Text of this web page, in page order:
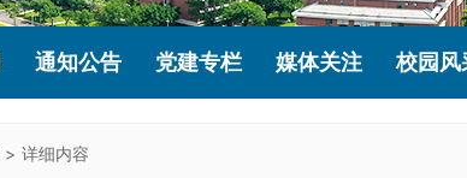
通知公告 党建专栏 媒体关注 校园风
> 详细内容